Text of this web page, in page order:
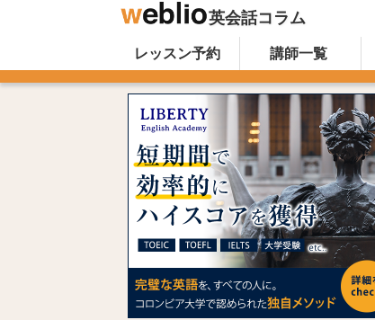
英会話コラム
オンライン英会話のWeblio英会
Skip to content
レッスン予約 講師一覧